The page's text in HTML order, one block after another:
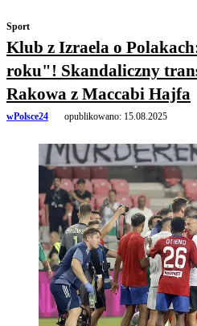
Sport
Klub z Izraela o
roku"! Skandaliczny
Rakowa z Maccabi Hajfa
wPolsce24 opublikowano: 15.08.2025